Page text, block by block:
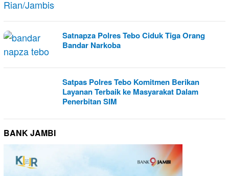
Satnapza Polres Tebo Ciduk Tiga Orang
Bandar Narkoba
Satpas Polres Tebo Komitmen Berikan
Layanan Terbaik ke Masyarakat Dalam
Penerbitan SIM
BANK JAMBI